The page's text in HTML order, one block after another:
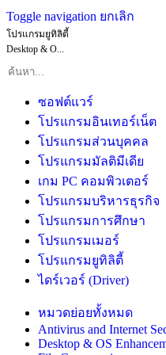
Toggle navigation ยกเลิก
โปรแกรมยูทิลิตี้
Desktop & O...
ซอฟต์แวร์
โปรแกรมอินเทอร์เน็ต
โปรแกรมส่วนบุคคล
โปรแกรมมัลติมีเดีย
เกม PC คอมพิวเตอร์
โปรแกรมบริหารธุรกิจ
โปรแกรมการศึกษา
โปรแกรมเมอร์
โปรแกรมยูทิลิตี้
ไดร์เวอร์ (Driver)
หมวดย่อยทั้งหมด
Antivirus and Internet
Desktop & OS